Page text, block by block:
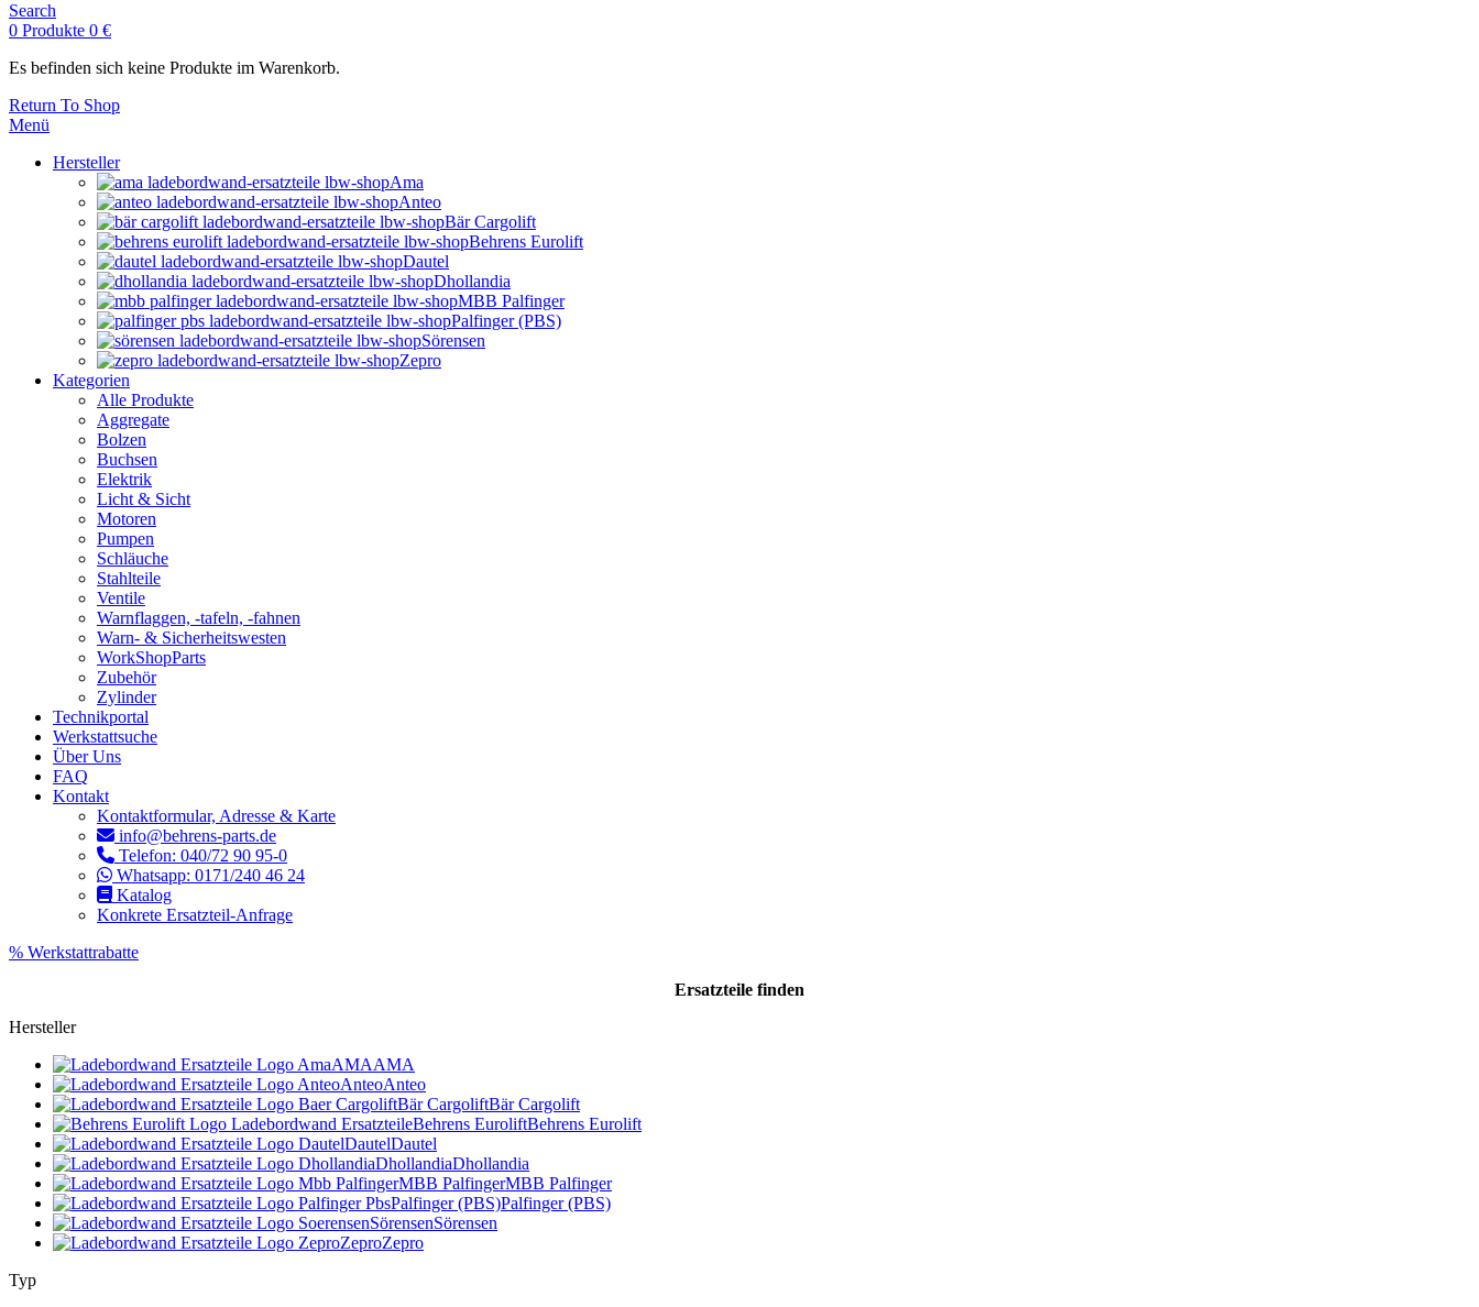
Search
0 Produkte 0 €
Es befinden sich keine Produkte im Warenkorb.
Return To Shop
Menü
Hersteller
Ama
Anteo
Bär Cargolift
Behrens Eurolift
Dautel
Dhollandia
MBB Palfinger
Palfinger (PBS)
Sörensen
Zepro
Kategorien
Alle Produkte
Aggregate
Bolzen
Buchsen
Elektrik
Licht & Sicht
Motoren
Pumpen
Schläuche
Stahlteile
Ventile
Warnflaggen, -tafeln, -fahnen
Warn- & Sicherheitswesten
WorkShopParts
Zubehör
Zylinder
Technikportal
Werkstattsuche
Über Uns
FAQ
Kontakt
Kontaktformular, Adresse & Karte
info@behrens-parts.de
Telefon: 040/72 90 95-0
Whatsapp: 0171/240 46 24
Katalog
Konkrete Ersatzteil-Anfrage
% Werkstattrabatte
Ersatzteile finden
Hersteller
AMAAMA
AnteoAnteo
Bär CargoliftBär Cargolift
Behrens EuroliftBehrens Eurolift
DautelDautel
DhollandiaDhollandia
MBB PalfingerMBB Palfinger
Palfinger (PBS)Palfinger (PBS)
SörensenSörensen
ZeproZepro
Typ